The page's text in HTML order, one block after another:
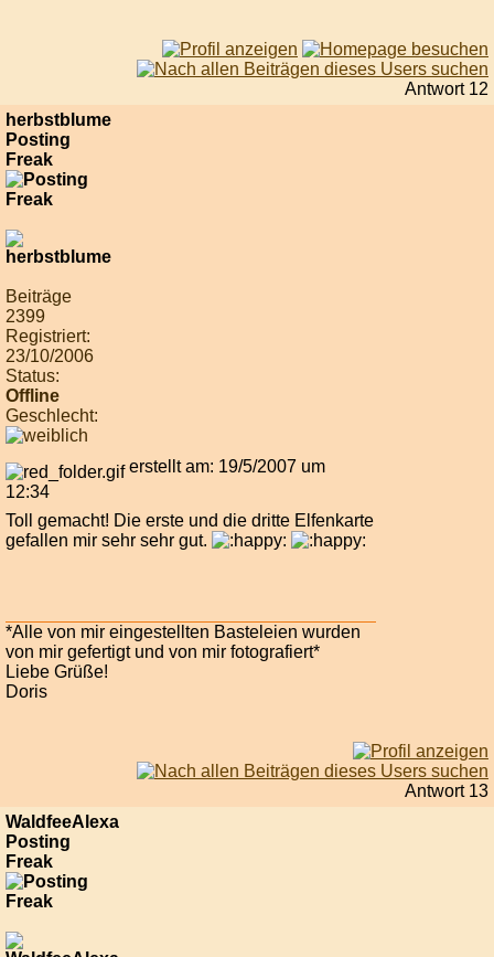
Antwort 12
herbstblume
Posting
Freak
Beiträge
2399
Registriert:
23/10/2006
Status:
Offline
Geschlecht:
erstellt am: 19/5/2007 um
12:34
Toll gemacht! Die erste und die dritte Elfenkarte
gefallen mir sehr sehr gut.
*Alle von mir eingestellten Basteleien wurden
von mir gefertigt und von mir fotografiert*
Liebe Grüße!
Doris
Antwort 13
WaldfeeAlexa
Posting
Freak